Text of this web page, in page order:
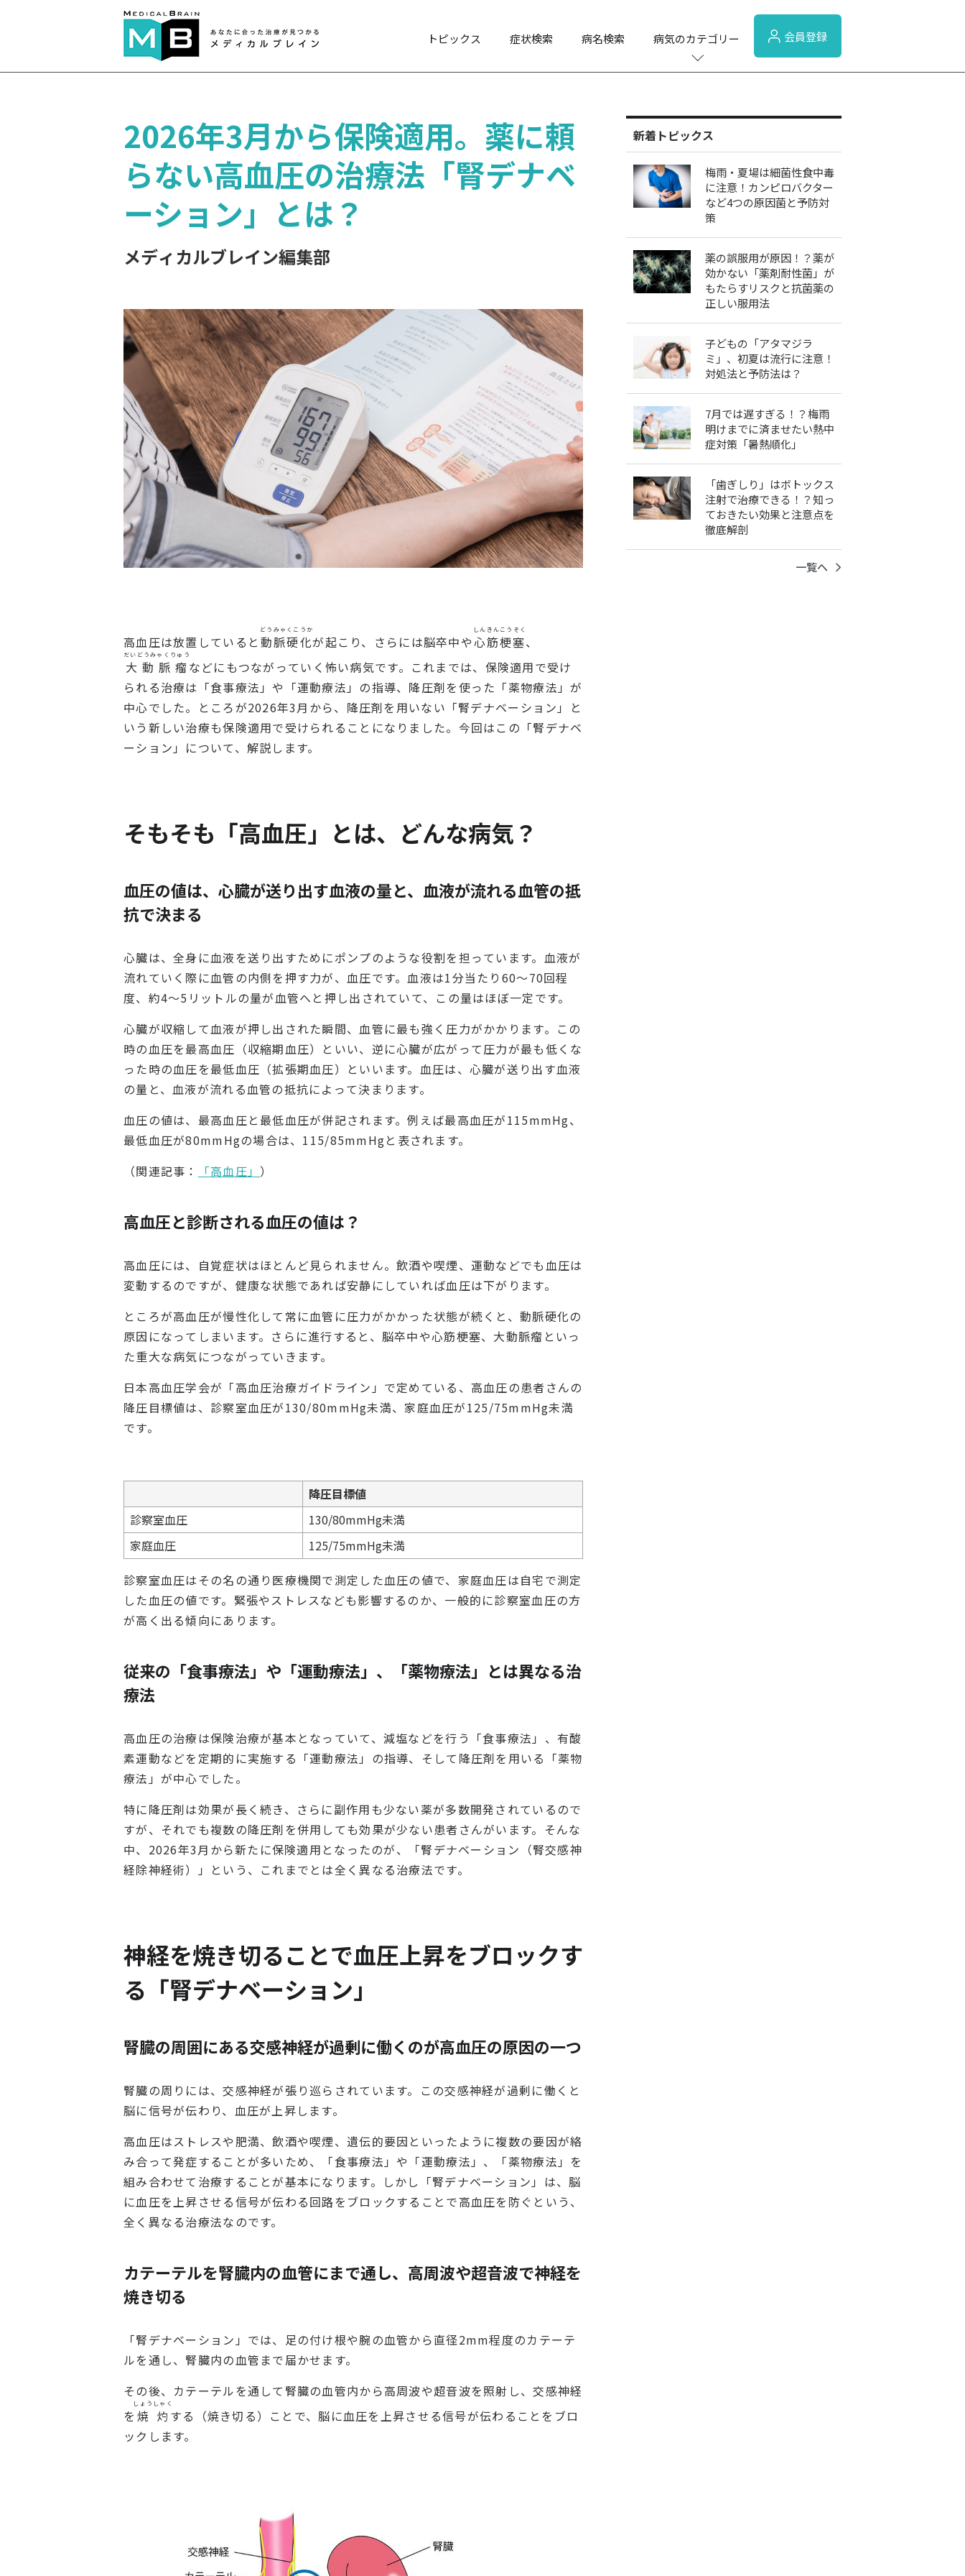
トピックス 症状検索 病名検索 病気のカテゴリー 会員登録
2026年3月から保険適用。薬に頼
らない高血圧の治療法「腎デナベ
ーション」とは？
メディカルブレイン編集部
高血圧は放置していると 動脈硬化
どうみゃくこうか
が起こり、さらには脳卒中や心筋梗塞
しんきんこうそく
、
大動脈瘤
だいどうみゃくりゅう
などにもつながっていく怖い病気です。これまでは、保険適用で受け
られる治療は「食事療法」や「運動療法」の指導、降圧剤を使った「薬物療法」が
中心でした。ところが2026年3月から、降圧剤を用いない「腎デナベーション」と
いう新しい治療も保険適用で受けられることになりました。今回はこの「腎デナベ
ーション」について、解説します。
そもそも「高血圧」とは、どんな病気？
血圧の値は、心臓が送り出す血液の量と、血液が流れる血管の抵
抗で決まる
心臓は、全身に血液を送り出すためにポンプのような役割を担っています。血液が
流れていく際に血管の内側を押す力が、血圧です。血液は1分当たり60～70回程
度、約4～5リットルの量が血管へと押し出されていて、この量はほぼ一定です。
心臓が収縮して血液が押し出された瞬間、血管に最も強く圧力がかかります。この
時の血圧を最高血圧（収縮期血圧）といい、逆に心臓が広がって圧力が最も低くな
った時の血圧を最低血圧（拡張期血圧）といいます。血圧は、心臓が送り出す血液
の量と、血液が流れる血管の抵抗によって決まります。
血圧の値は、最高血圧と最低血圧が併記されます。例えば最高血圧が115mmHg、
最低血圧が80mmHgの場合は、115/85mmHgと表されます。
（関連記事：
「高血圧」 ）
高血圧と診断される血圧の値は？
高血圧には、自覚症状はほとんど見られません。飲酒や喫煙、運動などでも血圧は
変動するのですが、健康な状態であれば安静にしていれば血圧は下がります。
ところが高血圧が慢性化して常に血管に圧力がかかった状態が続くと、動脈硬化の
原因になってしまいます。さらに進行すると、脳卒中や心筋梗塞、大動脈瘤といっ
た重大な病気につながっていきます。
日本高血圧学会が「高血圧治療ガイドライン」で定めている、高血圧の患者さんの
降圧目標値は、診察室血圧が130/80mmHg未満、家庭血圧が125/75mmHg未満
です。
降圧目標値
診察室血圧
130/80mmHg未満
家庭血圧
125/75mmHg未満
診察室血圧はその名の通り医療機関で測定した血圧の値で、家庭血圧は自宅で測定
した血圧の値です。緊張やストレスなども影響するのか、一般的に診察室血圧の方
が高く出る傾向にあります。
従来の「食事療法」や「運動療法」、「薬物療法」とは異なる治
療法
高血圧の治療は保険治療が基本となっていて、減塩などを行う「食事療法」、有酸
素運動などを定期的に実施する「運動療法」の指導、そして降圧剤を用いる「薬物
療法」が中心でした。
特に降圧剤は効果が長く続き、さらに副作用も少ない薬が多数開発されているので
すが、それでも複数の降圧剤を併用しても効果が少ない患者さんがいます。そんな
中、2026年3月から新たに保険適用となったのが、「腎デナベーション（腎交感神
経除神経術）」という、これまでとは全く異なる治療法です。
神経を焼き切ることで血圧上昇をブロックす
る「腎デナベーション」
腎臓の周囲にある交感神経が過剰に働くのが高血圧の原因の一つ
腎臓の周りには、交感神経が張り巡らされています。この交感神経が過剰に働くと
脳に信号が伝わり、血圧が上昇します。
高血圧はストレスや肥満、飲酒や喫煙、遺伝的要因といったように複数の要因が絡
み合って発症することが多いため、「食事療法」や「運動療法」、「薬物療法」を
組み合わせて治療することが基本になります。しかし「腎デナベーション」は、脳
に血圧を上昇させる信号が伝わる回路をブロックすることで高血圧を防ぐという、
全く異なる治療法なのです。
カテーテルを腎臓内の血管にまで通し、高周波や超音波で神経を
焼き切る
「腎デナベーション」では、足の付け根や腕の血管から直径2mm程度のカテーテ
ルを通し、腎臓内の血管まで届かせます。
その後、カテーテルを通して腎臓の血管内から高周波や超音波を照射し、交感神経
を 焼灼
しょうしゃく
する（焼き切る）ことで、脳に血圧を上昇させる信号が伝わることをブロ
ックします。
新着トピックス
梅雨・夏場は細菌性食中毒
に注意！カンピロバクター
など4つの原因菌と予防対
策
薬の誤服用が原因！？薬が
効かない「薬剤耐性菌」が
もたらすリスクと抗菌薬の
正しい服用法
子どもの「アタマジラ
ミ」、初夏は流行に注意！
対処法と予防法は？
7月では遅すぎる！？梅雨
明けまでに済ませたい熱中
症対策「暑熱順化」
「歯ぎしり」はボトックス
注射で治療できる！？知っ
ておきたい効果と注意点を
徹底解剖
一覧へ